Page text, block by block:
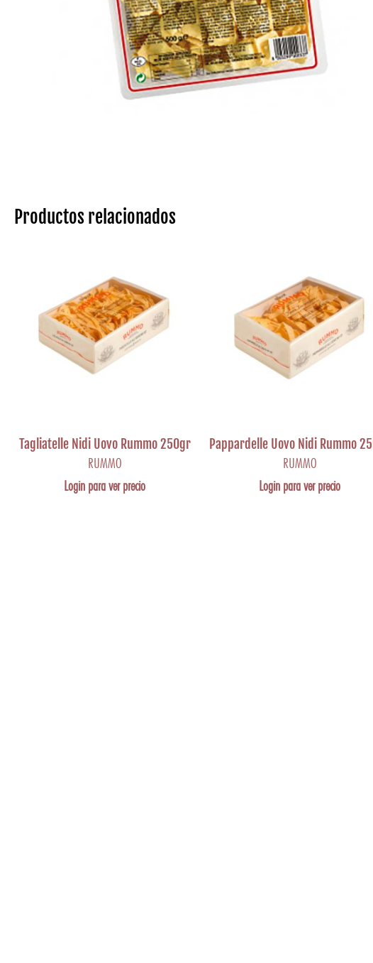
Productos relacionados
Tagliatelle Nidi Uovo Rummo 250gr
RUMMO
Login para ver precio
Pappardelle Uovo Nidi Rummo
RUMMO
Login para ver precio